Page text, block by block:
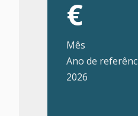
€
Mês
Ano de
2026